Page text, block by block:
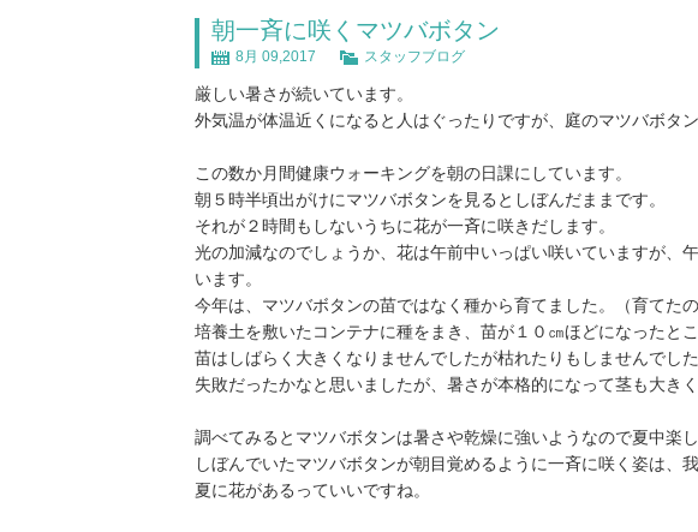
朝一斉に咲くマツバボタン
8月 09,2017 スタッフブログ
厳しい暑さが続いています。
外気温が体温近くになると人はぐったりですが、庭のマツバボタ
この数か月間健康ウォーキングを朝の日課にしています。
朝５時半頃出がけにマツバボタンを見るとしぼんだままです。
それが２時間もしないうちに花が一斉に咲きだします。
光の加減なのでしょうか、花は午前中いっぱい咲いていますが、
います。
今年は、マツバボタンの苗ではなく種から育てました。（育てたの
培養土を敷いたコンテナに種をまき、苗が１０㎝ほどになったと
苗はしばらく大きくなりませんでしたが枯れたりもしませんでした
失敗だったかなと思いましたが、暑さが本格的になって茎も大き
調べてみるとマツバボタンは暑さや乾燥に強いようなので夏中楽し
しぼんでいたマツバボタンが朝目覚めるように一斉に咲く姿は、
夏に花があるっていいですね。